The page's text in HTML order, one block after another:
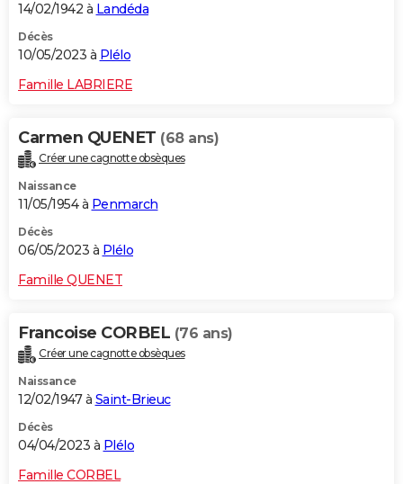
14/02/1942 à Landéda
Décès
10/05/2023 à Plélo
Famille LABRIERE
Carmen QUENET (68 ans)
Créer une cagnotte obsèques
Naissance
11/05/1954 à Penmarch
Décès
06/05/2023 à Plélo
Famille QUENET
Francoise CORBEL (76 ans)
Créer une cagnotte obsèques
Naissance
12/02/1947 à Saint-Brieuc
Décès
04/04/2023 à Plélo
Famille CORBEL